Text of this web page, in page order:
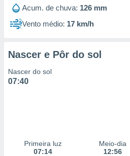
utilizar
criar
Acum. de chuva: 126 mm
Vento médio: 17 km/h
Nascer e Pôr do sol
Nascer do sol
07:40
Primeira luz
07:14
Meio-dia
12:56